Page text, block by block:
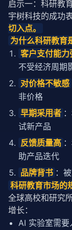
启示一：科研教
宇树科技的成功表
切入点。
为什么科研教育
客户支付能力
不受经济周期
对价格不敏感
非价格
早期采用者
试新产品
反馈质量高
助产品迭代
品牌背书 ：
科研教育市场的
全球高校和研究
增长：
AI 实验室需